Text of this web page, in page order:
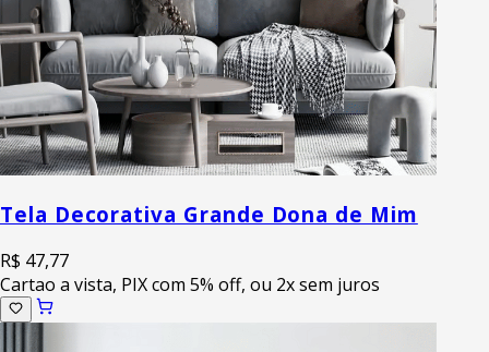
Tela Decorativa Grande Dona de Mim
R$ 47,77
Cartao a vista, PIX com 5% off, ou 2x sem juros